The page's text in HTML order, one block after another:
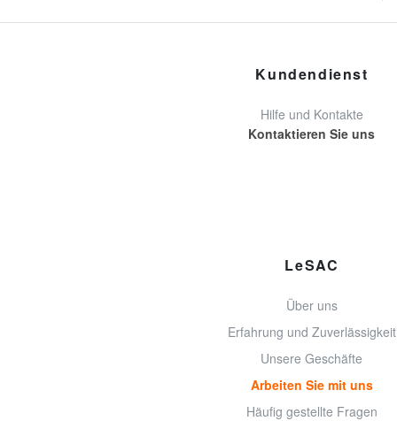
Kundendienst
Hilfe und Kontakte
Kontaktieren Sie uns
LeSAC
Über uns
Erfahrung und Zuverlässigkeit
Unsere Geschäfte
Arbeiten Sie mit uns
Häufig gestellte Fragen